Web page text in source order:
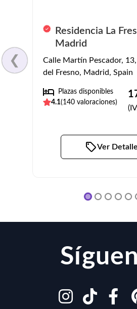
❮
Residencia La
Madrid
Calle Martín Pescador,
del Fresno, Madrid, Spain
Plazas disponibles
4.1(140 valoraciones)
Ver